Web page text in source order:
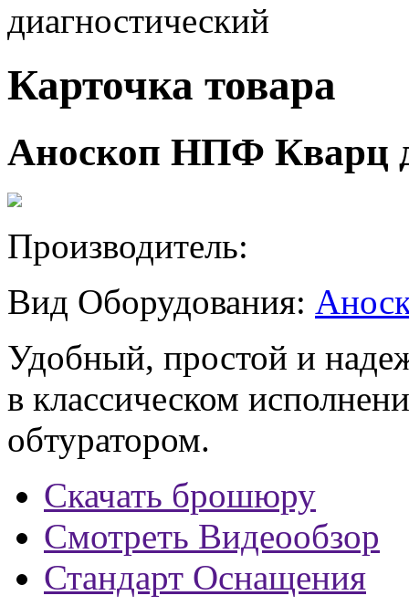
диагностический
Карточка товара
Аноскоп НПФ Кварц
Производитель:
Вид Оборудования:
Удобный, простой и
в классическом
обтуратором.
Скачать брошюру
Смотреть Видеообзор
Стандарт Оснащения